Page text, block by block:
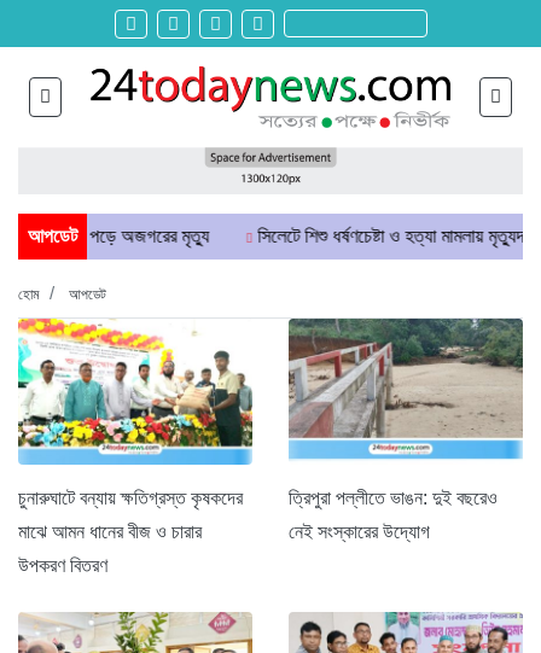
আপডেট
আটকা পড়ে অজগরের মৃত্যু সিলেটে শিশু ধর্ষণচেষ্টা ও হত্যা মামলায় মৃত্যুদণ্ড
হোম আপডেট
চুনারুঘাটে বন্যায় ক্ষতিগ্রস্ত কৃষকদের
মাঝে আমন ধানের বীজ ও চারার
উপকরণ বিতরণ
ত্রিপুরা পল্লীতে ভাঙন: দুই বছরেও
নেই সংস্কারের উদ্যোগ